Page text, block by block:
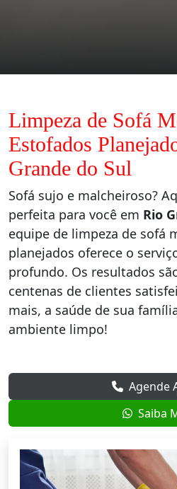
Limpeza de Sofá
Estofados
Grande do Sul
Sofá sujo e malcheiroso?
perfeita para você em Rio
equipe de limpeza de sofá
planejados oferece o
profundo. Os resultados
centenas de clientes
mais, a saúde de sua
ambiente limpo!
Agende
Saiba